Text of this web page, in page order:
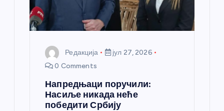
Редакција
јул 27, 2026
0 Comments
Напредњаци поручили:
Насиље никада неће
победити Србију